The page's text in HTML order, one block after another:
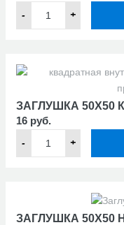
- +
ЗАГЛУШКА 50Х50
16 руб.
- +
ЗАГЛУШКА 50Х50